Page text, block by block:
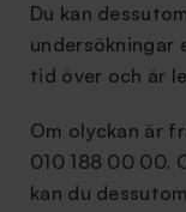
Du kan
undersökningar
tid över och är
Om olyckan är
010 188 00 00.
kan du